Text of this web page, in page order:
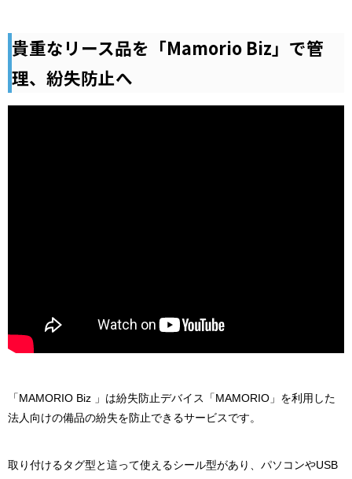
貴重なリース品を「Mamorio Biz」で管
理、紛失防止へ
「MAMORIO Biz 」は紛失防止デバイス「MAMORIO」を利用した
法人向けの備品の紛失を防止できるサービスです。
取り付けるタグ型と這って使えるシール型があり、パソコンやUSB